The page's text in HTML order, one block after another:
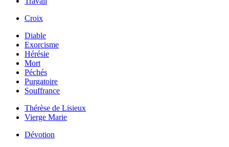
Croix
Diable
Exorcisme
Hérésie
Mort
Péchés
Purgatoire
Souffrance
Thérèse de Lisieux
Vierge Marie
Dévotion